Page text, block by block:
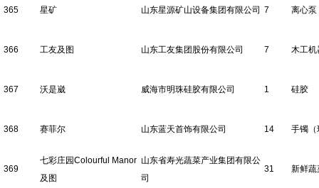
365 星矿 山东星源矿山设备集团有限公司 7 离心泵
366 工友及图 山东工友集团股份有限公司 7 木工机
367 沃是崴 威海市明珠硅胶有限公司 1 硅胶
368 赛菲尔 山东蓝天首饰有限公司 14 手镯（
369
七彩庄园Colourful Manor
及图
山东省寿光蔬菜产业集团有限公
司
31 新鲜蔬